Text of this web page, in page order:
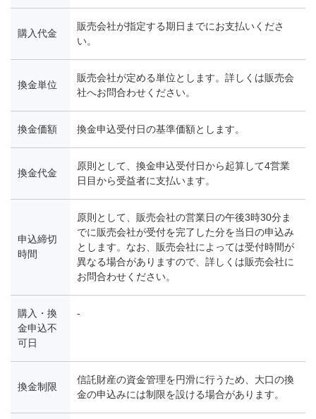
購入代金
販売会社が指定する期日までにお支払いくださ
い。
換金単位
販売会社が定める単位とします。詳しくは販売会
社へお問合わせください。
換金価額 換金申込受付日の基準価額とします。
換金代金
原則として、換金申込受付日から起算して4営業
日目から受益者に支払います。
申込締切
時間
原則として、販売会社の営業日の午後3時30分ま
でに販売会社が受付を完了した分を当日の申込み
とします。なお、販売会社によっては受付時間が
異なる場合がありますので、詳しくは販売会社に
お問合わせください。
購入・換
金申込不
可日
-
換金制限
信託財産の資金管理を円滑に行うため、大口の換
金の申込みには制限を設ける場合があります。